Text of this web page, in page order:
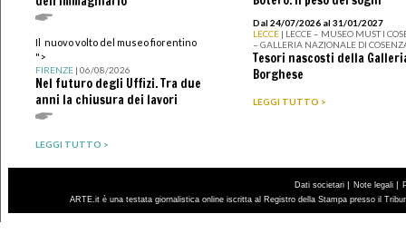
Il nuovo volto del museo fiorentino
">
FIRENZE| 06/08/2026
Nel futuro degli Uffizi. Tra due
anni la chiusura dei lavori
LEGGI TUTTO >
Dal 24/07/2026 al 31/01/2027
LECCE | LECCE – MUSEO MUST I
– GALLERIA NAZIONALE DI
Tesori nascosti della
Borghese
LEGGI TUTTO >
Dati societari | Note legali |
ARTE.it è una testata giornalistica online iscritta al Registro della Stampa presso il